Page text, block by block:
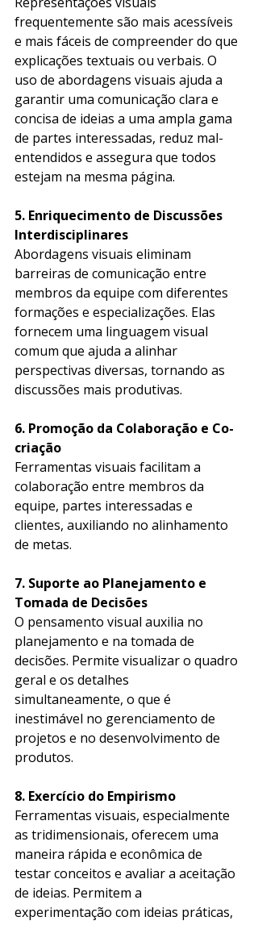
frequentemente são mais acessíveis
e mais fáceis de compreender do que
explicações textuais ou verbais. O
uso de abordagens visuais ajuda a
garantir uma comunicação clara e
concisa de ideias a uma ampla gama
de partes interessadas, reduz mal-
entendidos e assegura que todos
estejam na mesma página.
5. Enriquecimento de Discussões
Interdisciplinares
Abordagens visuais eliminam
barreiras de comunicação entre
membros da equipe com diferentes
formações e especializações. Elas
fornecem uma linguagem visual
comum que ajuda a alinhar
perspectivas diversas, tornando as
discussões mais produtivas.
6. Promoção da Colaboração e Co-
criação
Ferramentas visuais facilitam a
colaboração entre membros da
equipe, partes interessadas e
clientes, auxiliando no alinhamento
de metas.
7. Suporte ao Planejamento e
Tomada de Decisões
O pensamento visual auxilia no
planejamento e na tomada de
decisões. Permite visualizar o quadro
geral e os detalhes
simultaneamente, o que é
inestimável no gerenciamento de
projetos e no desenvolvimento de
produtos.
8. Exercício do Empirismo
Ferramentas visuais, especialmente
as tridimensionais, oferecem uma
maneira rápida e econômica de
testar conceitos e avaliar a aceitação
de ideias. Permitem a
experimentação com ideias práticas,